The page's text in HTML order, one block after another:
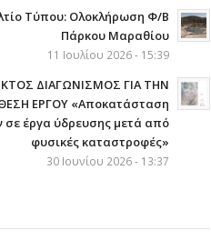
Τύπου: Ολοκλήρωση Φ/Β
Πάρκου Μαραθίου
11 Ιουλίου 2026 - 15:39
ΔΙΑΓΩΝΙΣΜΟΣ ΓΙΑ ΤΗΝ
ΕΡΓΟΥ «Αποκατάσταση
σε έργα ύδρευσης μετά από
φυσικές καταστροφές»
30 Ιουνίου 2026 - 13:37